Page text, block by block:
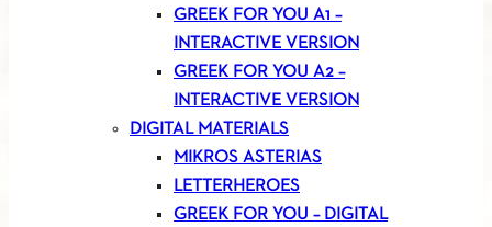
GREEK FOR YOU A1 –
INTERACTIVE VERSION
GREEK FOR YOU A2 –
INTERACTIVE VERSION
DIGITAL MATERIALS
MIKROS ASTERIAS
LETTERHEROES
GREEK FOR YOU – DIGITAL